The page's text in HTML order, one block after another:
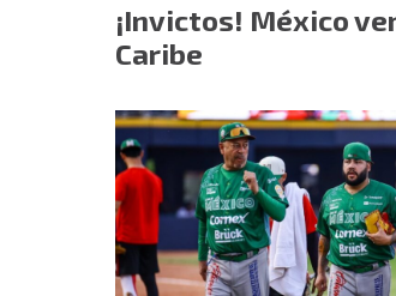
¡Invictos! México
Caribe